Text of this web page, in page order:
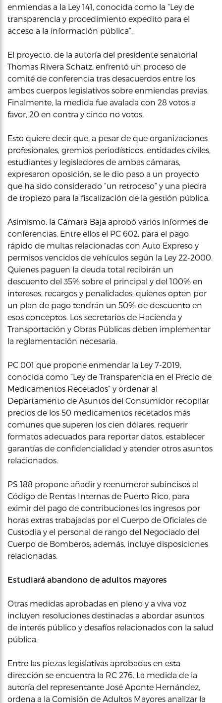
enmiendas a la Ley 141, conocida como la “Ley de
transparencia y procedimiento expedito para el
acceso a la información pública”.
El proyecto, de la autoría del presidente senatorial
Thomas Rivera Schatz, enfrentó un proceso de
comité de conferencia tras desacuerdos entre los
ambos cuerpos legislativos sobre enmiendas previas.
Finalmente, la medida fue avalada con 28 votos a
favor, 20 en contra y cinco no votos.
Esto quiere decir que, a pesar de que organizaciones
profesionales, gremios periodísticos, entidades civiles,
estudiantes y legisladores de ambas cámaras,
expresaron oposición, se le dio paso a un proyecto
que ha sido considerado “un retroceso” y una piedra
de tropiezo para la fiscalización de la gestión pública.
Asimismo, la Cámara Baja aprobó varios informes de
conferencias. Entre ellos el PC 602, para el pago
rápido de multas relacionadas con Auto Expreso y
permisos vencidos de vehículos según la Ley 22-2000.
Quienes paguen la deuda total recibirán un
descuento del 35% sobre el principal y del 100% en
intereses, recargos y penalidades; quienes opten por
un plan de pago tendrán un 50% de descuento en
esos conceptos. Los secretarios de Hacienda y
Transportación y Obras Públicas deben implementar
la reglamentación necesaria.
PC 001 que propone enmendar la Ley 7-2019,
conocida como “Ley de Transparencia en el Precio de
Medicamentos Recetados” y ordenar al
Departamento de Asuntos del Consumidor recopilar
precios de los 50 medicamentos recetados más
comunes que superen los cien dólares, requerir
formatos adecuados para reportar datos, establecer
garantías de confidencialidad y atender otros asuntos
relacionados.
PS 188 propone añadir y reenumerar subincisos al
Código de Rentas Internas de Puerto Rico, para
eximir del pago de contribuciones los ingresos por
horas extras trabajadas por el Cuerpo de Oficiales de
Custodia y el personal de rango del Negociado del
Cuerpo de Bomberos; además, incluye disposiciones
relacionadas.
Estudiará abandono de adultos mayores
Otras medidas aprobadas en pleno y a viva voz
incluyen resoluciones destinadas a abordar asuntos
de interés público y desafíos relacionados con la salud
pública.
Entre las piezas legislativas aprobadas en esta
dirección se encuentra la RC 276. La medida de la
autoría del representante José Aponte Hernández,
ordena a la Comisión de Adultos Mayores analizar la